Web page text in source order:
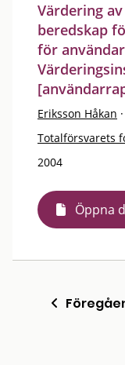
Värdering
beredskap
för
Eriksson Håkan ·
Totalförsvarets
2004
Öppna